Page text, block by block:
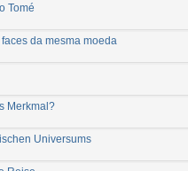
Tomé
da mesma moeda
Merkmal?
Universums